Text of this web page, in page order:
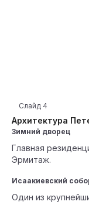
Архитектура
Слайд 4
Зимний дворец
Главная
Эрмитаж.
Исаакиевский
Один из